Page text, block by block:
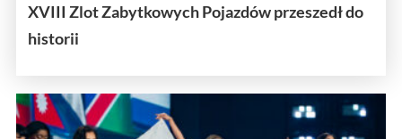
XVIII Zlot Zabytkowych Pojazdów przeszedł do
historii